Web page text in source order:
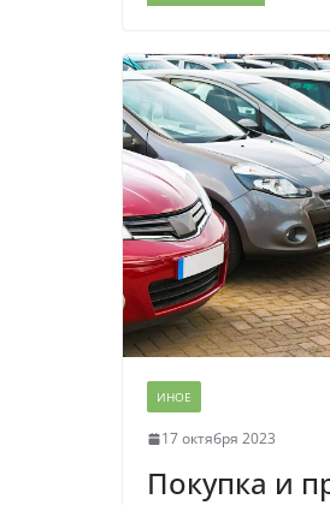
ИНОЕ
17 октября 2023
Покупка и